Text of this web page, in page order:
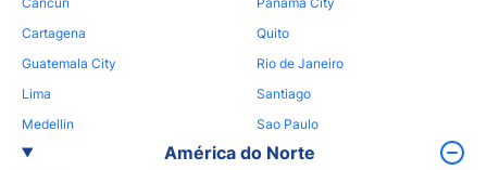
Cartagena
Guatemala City
Lima
Medellin
Quito
Rio de Janeiro
Santiago
Sao Paulo
América do Norte